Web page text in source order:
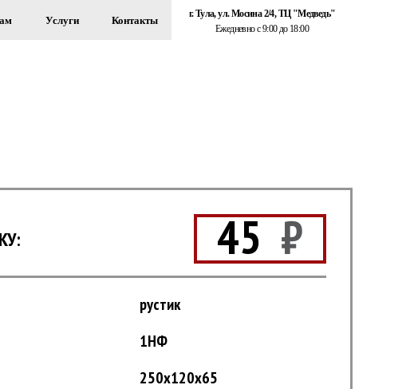
Услуги Контакты
г. Тула, ул. Мосина 2/4, ТЦ "Медведь"
Ежедневно с 9:00 до 18:00
45₽
рустик
1НФ
250x120x65